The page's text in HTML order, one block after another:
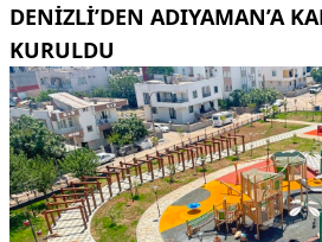
DENIZLI’DEN ADIYAMAN’A
KURULDU